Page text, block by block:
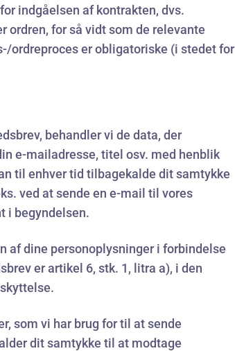
indgåelsen af kontrakten, dvs.
ordren, for så vidt som de relevante
ordreproces er obligatoriske (i stedet for
behandler vi de data, der
e-mailadresse, titel osv. med henblik
til enhver tid tilbagekalde dit samtykke
ved at sende en e-mail til vores
i begyndelsen.
af dine personoplysninger i forbindelse
er artikel 6, stk. 1, litra a), i den
som vi har brug for til at sende
dit samtykke til at modtage